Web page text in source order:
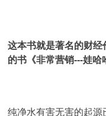
这本书就是著名的财
的书《非常营销---娃哈
纯净水有害无害的起